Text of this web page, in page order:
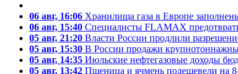
06 авг, 16:06 Хранилища газа в Европе
06 авг, 15:40 Специалисты FLAMAX
05 авг, 21:20 Власти России продлили
05 авг, 15:30 В России продажи
05 авг, 14:35 Июльские нефтегазовые доходы
05 авг, 13:42 Пшеница и ячмень подешевели на